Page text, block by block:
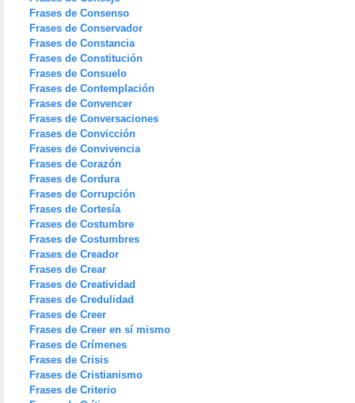
Frases de Consenso
Frases de Conservador
Frases de Constancia
Frases de Constitución
Frases de Consuelo
Frases de Contemplación
Frases de Convencer
Frases de Conversaciones
Frases de Convicción
Frases de Convivencia
Frases de Corazón
Frases de Cordura
Frases de Corrupción
Frases de Cortesía
Frases de Costumbre
Frases de Costumbres
Frases de Creador
Frases de Crear
Frases de Creatividad
Frases de Credulidad
Frases de Creer
Frases de Creer en sí mismo
Frases de Crímenes
Frases de Crisis
Frases de Cristianismo
Frases de Criterio